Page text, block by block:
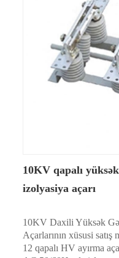
10KV qapalı
izolyasiya açarı
10KV Daxili Yüksək
Açarlarının xüsusi
12 qapalı HV ayırma